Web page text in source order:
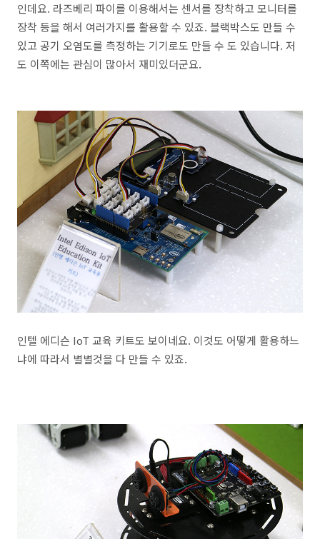
인데요. 라즈베리 파이를 이용해서는 센서를 장착하고 모니터를
장착 등을 해서 여러가지를 활용할 수 있죠. 블랙박스도 만들 수
있고 공기 오염도를 측정하는 기기로도 만들 수 도 있습니다. 저
도 이쪽에는 관심이 많아서 재미있더군요.
인텔 에디슨 IoT 교육 키트도 보이네요. 이것도 어떻게 활용하느
냐에 따라서 별별것을 다 만들 수 있죠.